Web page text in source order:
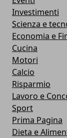
Investimenti
Scienza e
Economia e
Cucina
Motori
Calcio
Risparmio
Lavoro e
Sport
Prima Pagina
Dieta e